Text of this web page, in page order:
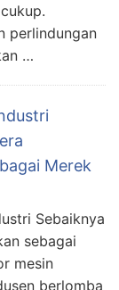
perlindungan
…
Merek
Sebaiknya
sebagai
mesin
berlomba